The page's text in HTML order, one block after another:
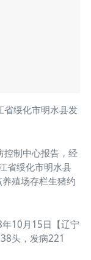
省绥化市明水县发
控制中心报告，经
省绥化市明水县
殖场存栏生猪约
10月15日【辽宁
头，发病221